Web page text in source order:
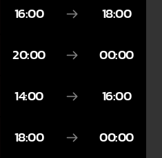
16:00 18:00
20:00 00:00
14:00 16:00
18:00 00:00